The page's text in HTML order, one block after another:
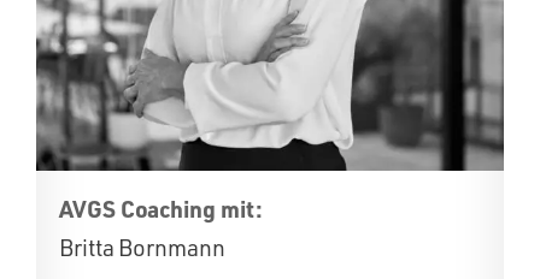
AVGS Coaching mit:
Britta Bornmann